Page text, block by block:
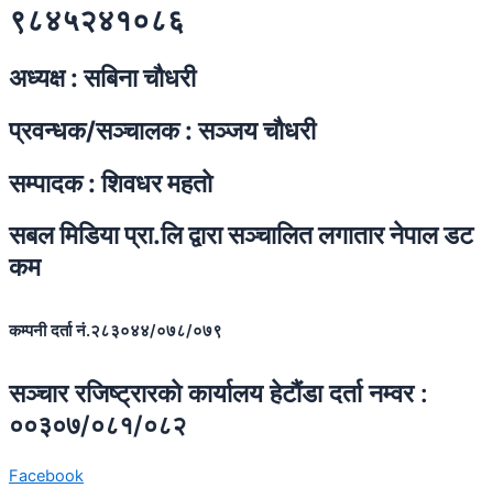
९८४५२४१०८६
अध्यक्ष : सबिना चाैधरी
प्रवन्धक/सञ्चालक : सञ्जय चाैधरी
सम्पादक : शिवधर महताे
सबल मिडिया प्रा.लि द्वारा सञ्चालित लगातार नेपाल डट
कम
कम्पनी दर्ता नं.२८३०४४/०७८/०७९
सञ्चार रजिष्ट्रारकाे कार्यालय हेटाैंडा दर्ता नम्वर :
००३०७/०८१/०८२
Facebook